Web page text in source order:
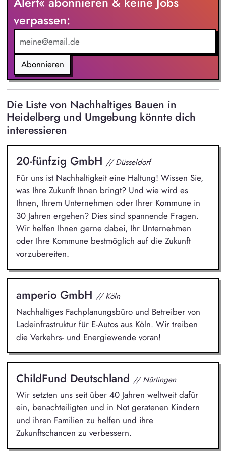
Nachhaltigkeit der Unternehmensgruppe unter
Berücksichtigung aktueller Entwicklungen, Machbarkeiten und
Wirtschaftlichkeit sowie anschließende Vorstellung vor der
Geschäftsführung.
verpassen:
Abonnieren
Die Liste von Nachhaltiges Bauen in
Heidelberg und Umgebung könnte dich
interessieren
20-fünfzig GmbH // Düsseldorf
Für uns ist Nachhaltigkeit eine Haltung! Wissen Sie,
was Ihre Zukunft Ihnen bringt? Und wie wird es
Ihnen, Ihrem Unternehmen oder Ihrer Kommune in
30 Jahren ergehen? Dies sind spannende Fragen.
Wir helfen Ihnen gerne dabei, Ihr Unternehmen
oder Ihre Kommune bestmöglich auf die Zukunft
vorzubereiten.
amperio GmbH // Köln
Nachhaltiges Fachplanungsbüro und Betreiber von
Ladeinfrastruktur für E-Autos aus Köln. Wir treiben
die Verkehrs- und Energiewende voran!
ChildFund Deutschland // Nürtingen
Wir setzten uns seit über 40 Jahren weltweit dafür
ein, benachteiligten und in Not geratenen Kindern
und ihren Familien zu helfen und ihre
Zukunftschancen zu verbessern.